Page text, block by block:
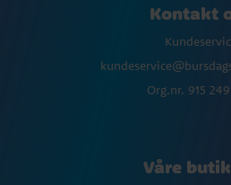
Kontakt
Org.nr. 915
Våre